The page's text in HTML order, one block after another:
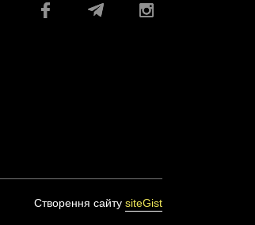
Створення сайту siteGist